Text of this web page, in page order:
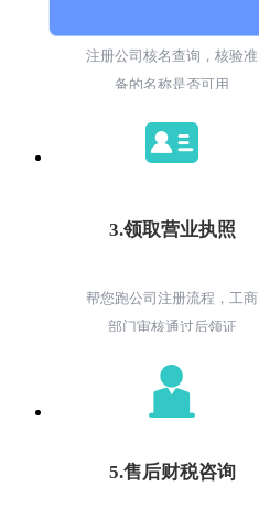
注册公司核名查询，核验准
备的名称是否可用
3.领取营业执照
帮您跑公司注册流程，工商
部门审核通过后领证
5.售后财税咨询